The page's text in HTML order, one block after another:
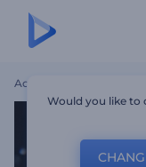
Accueil
Would you like to